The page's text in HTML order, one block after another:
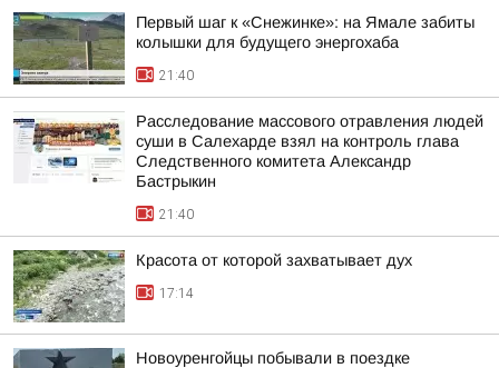
Первый шаг к «Снежинке»: на Ямале забиты
колышки для будущего энергохаба
21:40
Расследование массового отравления людей
суши в Салехарде взял на контроль глава
Следственного комитета Александр
Бастрыкин
21:40
Красота от которой захватывает дух
17:14
Новоуренгойцы побывали в поездке